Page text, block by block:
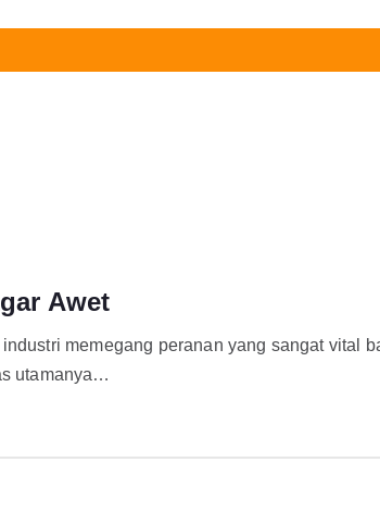
Awet
memegang peranan yang sangat vital
utamanya…